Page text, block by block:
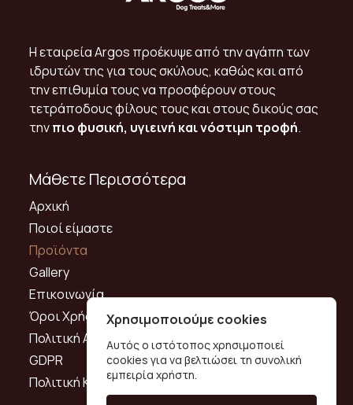
Η εταιρεία Argos προέκυψε από την αγάπη των
ιδρυτών της για τους σκύλους, καθώς και από
την επιθυμία τους να προσφέρουν στους
τετράποδους φίλους τους και στους δικούς σας
τηνπιο φυσική, υγιεινή και νόστιμη τροφή.
Μάθετε Περισσότερα
Αρχική
Ποιοί είμαστε
Προϊόντα
Gallery
Επικοινωνία
Όροι Χρήσης
Πολιτική Απορρήτου
GDPR
Πολιτική Κατά Παρενόχλησης
Χρησιμοποιούμε cookies
Αυτός ο ιστότοπος χρησιμοποιεί
cookies για να βελτιώσει τη συνολική
εμπειρία χρήστη.